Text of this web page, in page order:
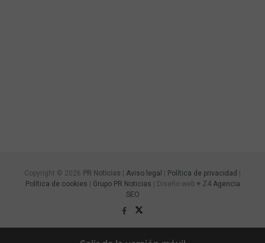
Copyright © 2026 PR Noticias | Aviso legal | Política de privacidad |
Política de cookies | Grupo PR Noticias | Diseño web ♥ Z4 Agencia
SEO